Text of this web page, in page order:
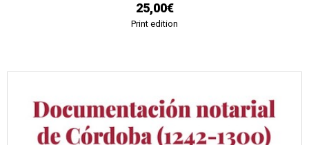
25,00€
Print edition